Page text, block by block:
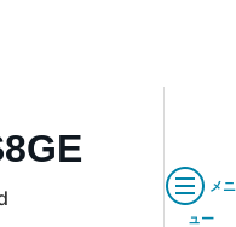
メニ
ュー